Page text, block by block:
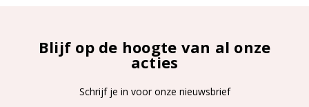
Blijf op de hoogte van al onze
acties
Schrijf je in voor onze nieuwsbrief